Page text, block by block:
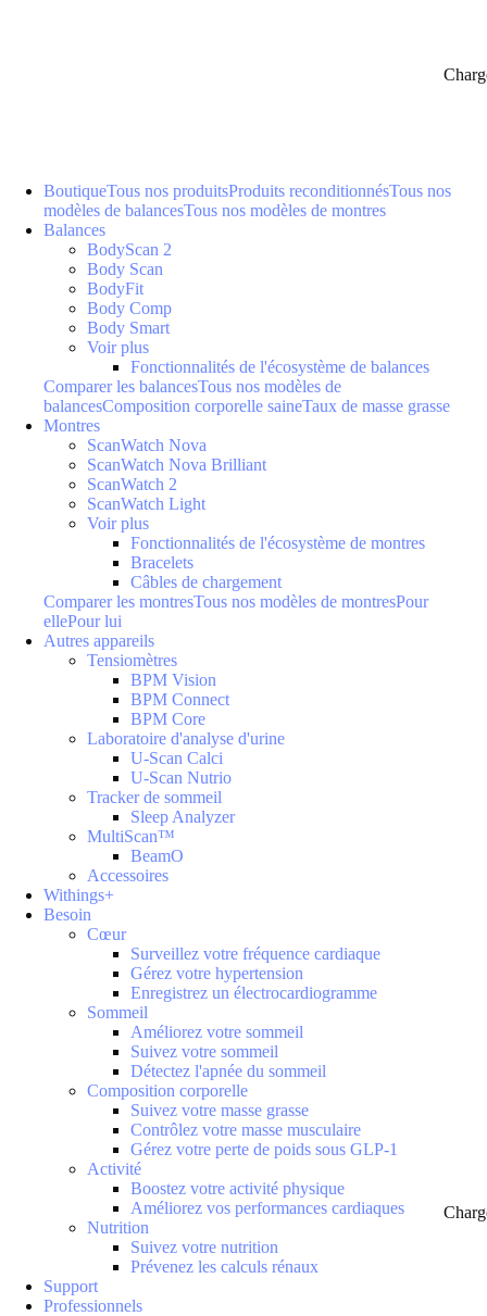
BoutiqueTous nos produitsProduits reconditionnésTous nos
modèles de balancesTous nos modèles de montres
Balances
BodyScan 2
Body Scan
BodyFit
Body Comp
Body Smart
Voir plus
Fonctionnalités de l'écosystème de balances
Comparer les balancesTous nos modèles de
balancesComposition corporelle saineTaux de masse grasse
Montres
ScanWatch Nova
ScanWatch Nova Brilliant
ScanWatch 2
ScanWatch Light
Voir plus
Fonctionnalités de l'écosystème de montres
Bracelets
Câbles de chargement
Comparer les montresTous nos modèles de montresPour
ellePour lui
Autres appareils
Tensiomètres
BPM Vision
BPM Connect
BPM Core
Laboratoire d'analyse d'urine
U-Scan Calci
U-Scan Nutrio
Tracker de sommeil
Sleep Analyzer
MultiScan™
BeamO
Accessoires
Withings+
Besoin
Cœur
Surveillez votre fréquence cardiaque
Gérez votre hypertension
Enregistrez un électrocardiogramme
Sommeil
Améliorez votre sommeil
Suivez votre sommeil
Détectez l'apnée du sommeil
Composition corporelle
Suivez votre masse grasse
Contrôlez votre masse musculaire
Gérez votre perte de poids sous GLP-1
Activité
Boostez votre activité physique
Améliorez vos performances cardiaques
Nutrition
Suivez votre nutrition
Prévenez les calculs rénaux
Support
Professionnels